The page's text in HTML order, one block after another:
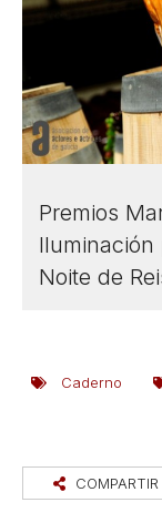
Premios
Iluminación
Noite de
Caderno
COMPARTIR